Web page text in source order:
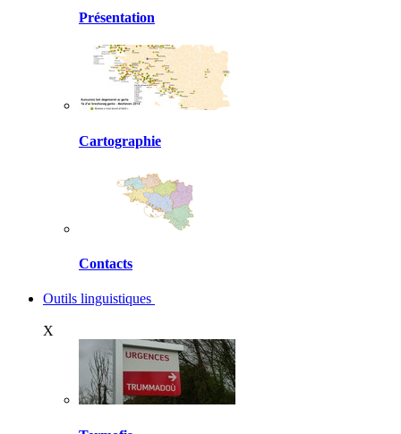
Présentation
Cartographie
Contacts
Outils linguistiques
X